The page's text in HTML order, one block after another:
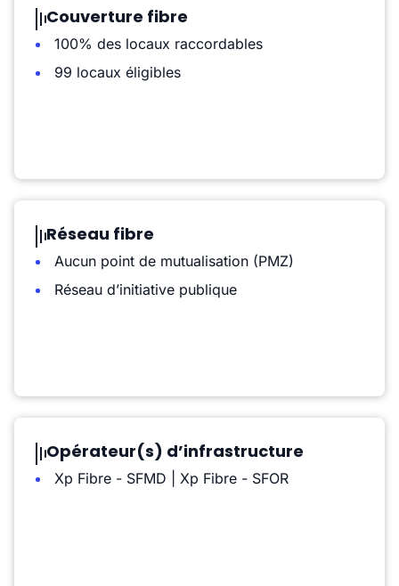
Couverture fibre
100% des locaux raccordables
99 locaux éligibles
Réseau fibre
Aucun point de mutualisation (PMZ)
Réseau d’initiative publique
Opérateur(s) d’infrastructure
Xp Fibre - SFMD | Xp Fibre - SFOR